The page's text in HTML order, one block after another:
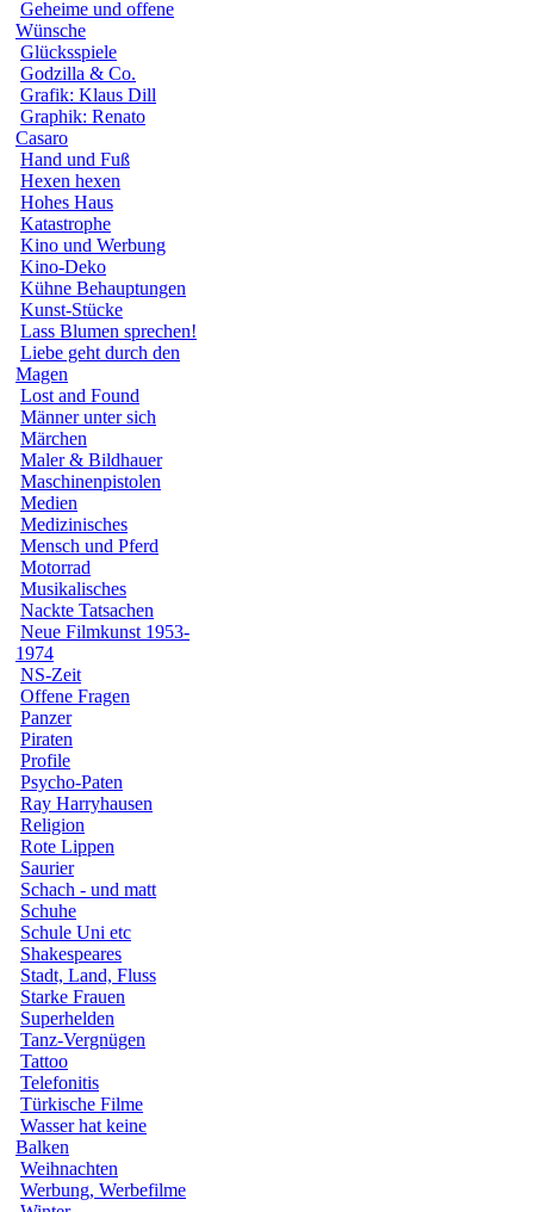
Geheime und offene
Wünsche
Glücksspiele
Godzilla & Co.
Grafik: Klaus Dill
Graphik: Renato
Casaro
Hand und Fuß
Hexen hexen
Hohes Haus
Katastrophe
Kino und Werbung
Kino-Deko
Kühne Behauptungen
Kunst-Stücke
Lass Blumen sprechen!
Liebe geht durch den
Magen
Lost and Found
Männer unter sich
Märchen
Maler & Bildhauer
Maschinenpistolen
Medien
Medizinisches
Mensch und Pferd
Motorrad
Musikalisches
Nackte Tatsachen
Neue Filmkunst 1953-
1974
NS-Zeit
Offene Fragen
Panzer
Piraten
Profile
Psycho-Paten
Ray Harryhausen
Religion
Rote Lippen
Saurier
Schach - und matt
Schuhe
Schule Uni etc
Shakespeares
Stadt, Land, Fluss
Starke Frauen
Superhelden
Tanz-Vergnügen
Tattoo
Telefonitis
Türkische Filme
Wasser hat keine
Balken
Weihnachten
Werbung, Werbefilme